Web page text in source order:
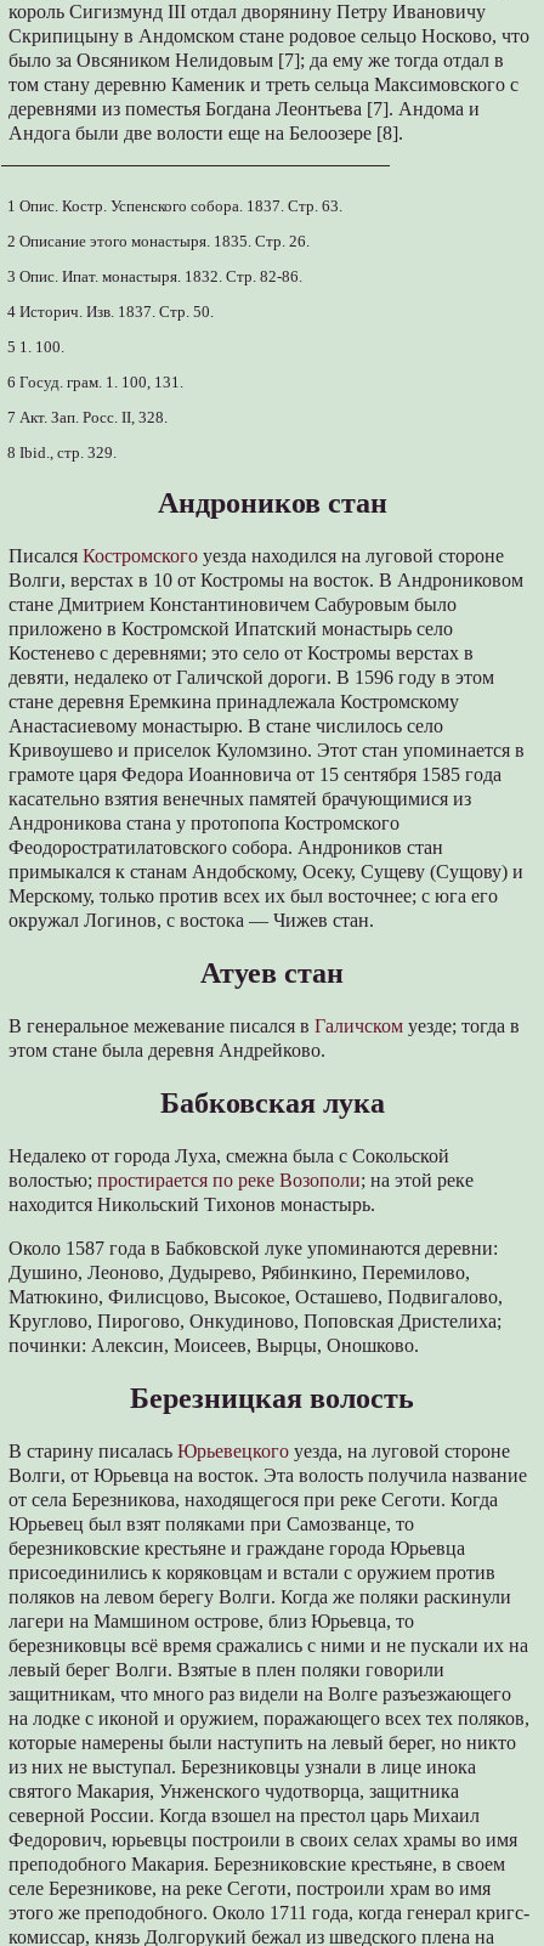
король Сигизмунд III отдал дво­рянину Петру Ивановичу
Скрипицыну в Андомском стане родовое сельцо Носково, что
было за Овсяником Нелидовым [7]; да ему же тогда отдал в
том стану деревню Каменик и треть сельца Максимовского с
деревнями из поместья Богдана Леонтьева [7]. Андома и
Андога были две волости еще на Белоозере [8].
1 Опис. Костр. Успенского собора. 1837. Стр. 63.
2 Описание этого монастыря. 1835. Стр. 26.
3 Опис. Ипат. монастыря. 1832. Стр. 82-86.
4 Историч. Изв. 1837. Стр. 50.
5 1. 100.
6 Госуд. грам. 1. 100, 131.
7 Акт. Зап. Росс. II, 328.
8 Ibid., стр. 329.
Андроников стан
ПисалсяКостромского уезда находился на луговой стороне
Волги, верстах в 10 от Костромы на восток. В Андрониковом
стане Дмитрием Константиновичем Сабуровым было
приложено в Костромской Ипатский монастырь село
Костенево с деревнями; это село от Костромы верстах в
девяти, недалеко от Галичской дороги. В 1596 году в этом
стане деревня Еремкина принадлежала Костромскому
Анастасиевому монастырю. В стане числилось село
Кривоушево и приселок Куломзино. Этот стан упоминается в
грамоте царя Федора Иоанновича от 15 сентября 1585 года
касательно взятия венечных памятей брачующимися из
Андроникова стана у протопопа Костромского
Феодоростратилатовского собора. Андроников стан
примыкался к станам Андобскому, Осеку, Сущеву (Сущову) и
Мерскому, только против всех их был восточнее; с юга его
окружал Логинов, с востока — Чижев стан.
Атуев стан
В генеральное межевание писался вГаличском уезде; тогда в
этом стане была деревня Андрейково.
Бабковская лука
Недалеко от города Луха, смежна была с Сокольской
волостью;простирается по реке Возополи; на этой реке
находится Никольский Тихонов монастырь.
Около 1587 года в Бабковской луке упоминаются деревни:
Душино, Леоново, Дудырево, Рябинкино, Перемилово,
Матюкино, Филисцово, Высокое, Осташево, Подвигалово,
Круглово, Пирогово, Онкудиново, Поповская Дристелиха;
починки: Алексин, Моисеев, Вырцы, Оношково.
Березницкая волость
В старину писаласьЮрьевецкого уезда, на луговой стороне
Волги, от Юрьевца на восток. Эта волость получила название
от села Березникова, находящегося при реке Сеготи. Когда
Юрьевец был взят поляками при Самозванце, то
березниковские крестьяне и граждане города Юрьевца
присоединились к коряковцам и встали с оружием против
поляков на левом берегу Волги. Когда же поляки раскинули
лагери на Мамшином острове, близ Юрьевца, то
березниковцы всё время сражались с ними и не пускали их на
левый берег Волги. Взятые в плен поляки говорили
защитникам, что много раз видели на Волге разъезжающего
на лодке с иконой и оружием, поражающего всех тех поляков,
которые намерены были наступить на левый берег, но никто
из них не выступал. Березниковцы узнали в лице инока
святого Макария, Унженского чудотворца, защитника
северной России. Когда взошел на престол царь Михаил
Федорович, юрьевцы построили в своих селах храмы во имя
преподобного Макария. Березниковские крестьяне, в своем
селе Березникове, на реке Сеготи, построили храм во имя
этого же преподобного. Около 1711 года, когда генерал кригс-
комиссар, князь Долгорукий бежал из шведского плена на